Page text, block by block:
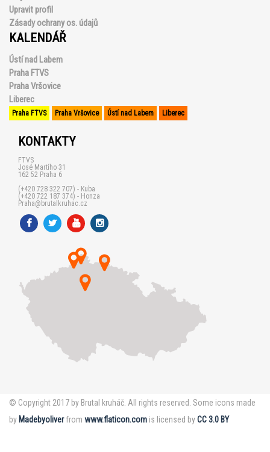
Upravit profil
Zásady ochrany os. údajů
KALENDÁŘ
Ústí nad Labem
Praha FTVS
Praha Vršovice
Liberec
Praha FTVS Praha Vršovice Ústí nad Labem Liberec
KONTAKTY
FTVS
José Martího 31
162 52 Praha 6
(+420 728 322 707) - Kuba
(+420 722 187 374) - Honza
Praha@brutalkruhac.cz
© Copyright 2017 by Brutal kruháč. All rights reserved. Some icons made
by Madebyoliverfrom www.flaticon.com is licensed byCC 3.0 BY